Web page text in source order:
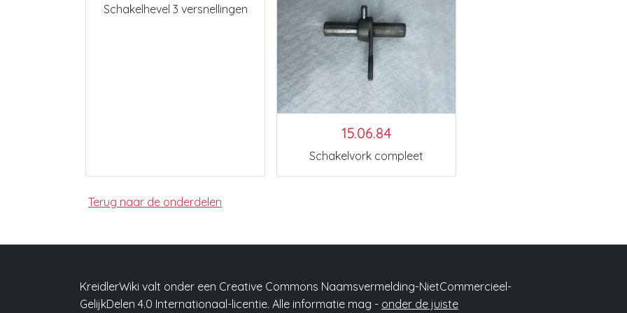
Schakelhevel 3 versnellingen
15.06.84
Schakelvork compleet
Terug naar de onderdelen
KreidlerWiki valt onder een Creative Commons Naamsvermelding-NietCommercieel-
GelijkDelen 4.0 Internationaal-licentie. Alle informatie mag - onder de juiste